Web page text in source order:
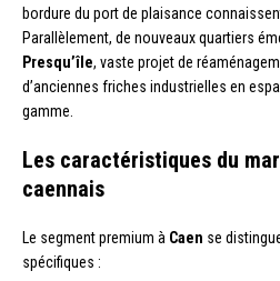
bordure du port de plaisance
Parallèlement, de nouveaux quartiers
Presqu’île, vaste projet de
d’anciennes friches industrielles en
gamme.
Les caractéristiques du
caennais
Le segment premium à Caen se
spécifiques :